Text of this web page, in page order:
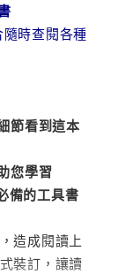
時查閱各種
節看到這本
您學習
備的工具書
造成閱讀上
裝訂，讓讀